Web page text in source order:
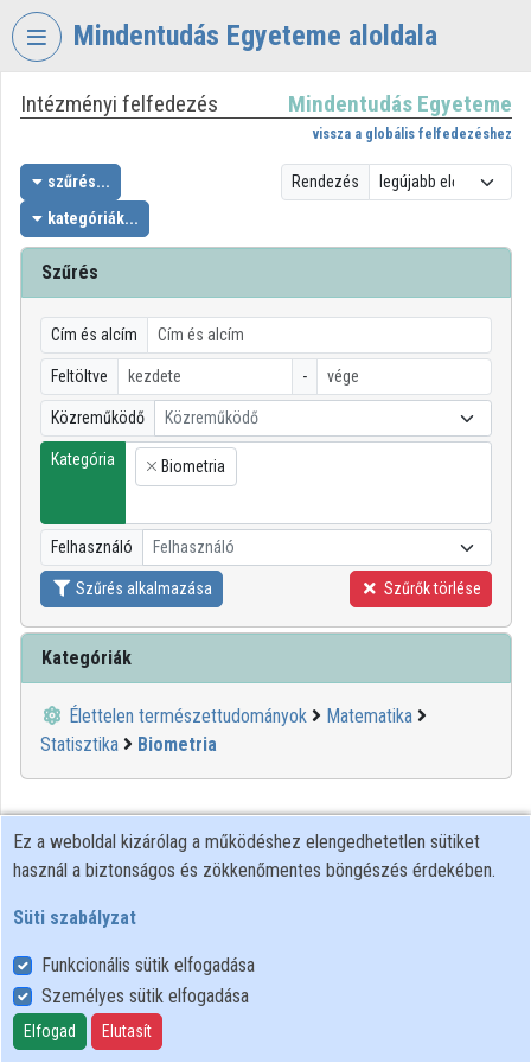
Fejléc kihagyása
Mindentudás Egyeteme aloldala
VIDEOTORIUM
MINDENTUDÁS
EGYETEME
Intézményi kezdőlap
Bejelentkezés
Intézményi felfedezés
Kategóriák
Intézményi listák
Közreműködők
Intézményi felfedezés Mindentudás Egyeteme
vissza a globális felfedezéshez
szűrés...
kategóriák...
Rendezés
Szűrés
Cím és alcím
Feltöltve -
Közreműködő Közreműködő
Kategória
×
Biometria
Felhasználó Felhasználó
Szűrés alkalmazása Szűrők törlése
Kategóriák
Élettelen természettudományok
Matematika
Statisztika
Biometria
Felhasználói szabályzat
Adatkezelési tájékoztató
Süti szabályzat
Ez a weboldal kizárólag a működéshez elengedhetetlen sütiket
használ a biztonságos és zökkenőmentes böngészés érdekében.
Süti szabályzat
Funkcionális sütik elfogadása
Személyes sütik elfogadása
Elfogad Elutasít